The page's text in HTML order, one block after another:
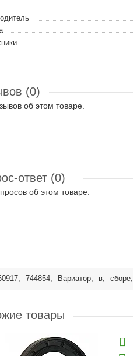
(0)
об этом товаре.
ответ (0)
об этом товаре.
, 744854, Вариатор, в, сборе,
товары